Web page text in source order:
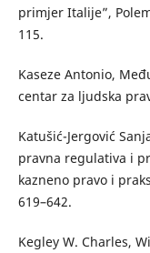
primjer Italije”,
115.
Kaseze Antonio,
centar za ljudska
Katušić-Jergović
pravna regulativa i
kazneno pravo i
619–642.
Kegley W. Charles,